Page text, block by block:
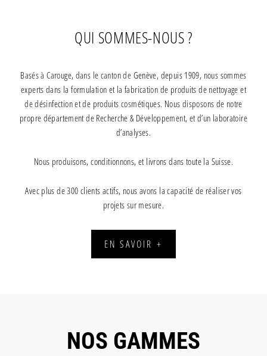
QUI SOMMES-NOUS ?
Basés à Carouge, dans le canton de Genève, depuis 1909, nous sommes
experts dans la formulation et la fabrication de produits de nettoyage et
de désinfection et de produits cosmétiques. Nous disposons de notre
propre département de Recherche & Développement, et d’un laboratoire
d’analyses.
Nous produisons, conditionnons, et livrons dans toute la Suisse.
Avec plus de 300 clients actifs, nous avons la capacité de réaliser vos
projets sur mesure.
EN SAVOIR +
NOS GAMMES